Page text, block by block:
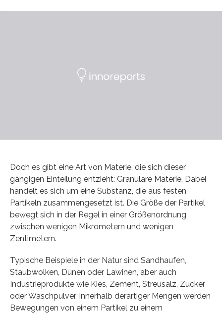
Doch es gibt eine Art von Materie, die sich dieser
gängigen Einteilung entzieht: Granulare Materie. Dabei
handelt es sich um eine Substanz, die aus festen
Partikeln zusammengesetzt ist. Die Größe der Partikel
bewegt sich in der Regel in einer Größenordnung
zwischen wenigen Mikrometern und wenigen
Zentimetern.
Typische Beispiele in der Natur sind Sandhaufen,
Staubwolken, Dünen oder Lawinen, aber auch
Industrieprodukte wie Kies, Zement, Streusalz, Zucker
oder Waschpulver. Innerhalb derartiger Mengen werden
Bewegungen von einem Partikel zu einem